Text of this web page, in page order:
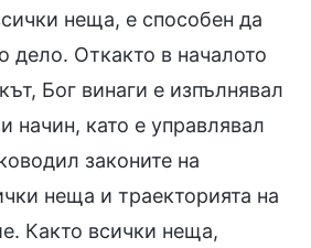
неща, е способен да
дело. Откакто в началото
Бог винаги е изпълнявал
начин, като е управлявал
законите на
неща и траекторията на
Както всички неща,